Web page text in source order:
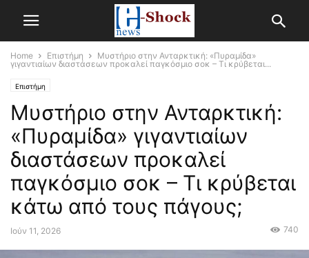
Home Επιστήμη
Μυστήριο στην Ανταρκτική: «Πυραμίδα»
γιγαντιαίων διαστάσεων προκαλεί παγκόσμιο σοκ – Τι κρύβεται...
Επιστήμη
Μυστήριο στην Ανταρκτική:
«Πυραμίδα» γιγαντιαίων
διαστάσεων προκαλεί
παγκόσμιο σοκ – Τι κρύβεται
κάτω από τους πάγους;
Ιούν 11, 2026 740